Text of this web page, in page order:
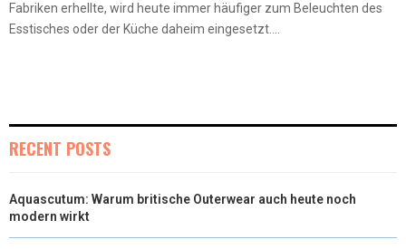
Fabriken erhellte, wird heute immer häufiger zum Beleuchten des
Esstisches oder der Küche daheim eingesetzt....
RECENT POSTS
Aquascutum: Warum britische Outerwear auch heute noch
modern wirkt